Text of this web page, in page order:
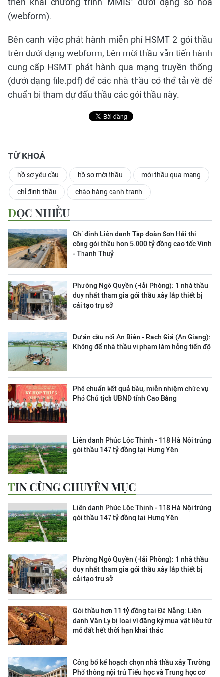
triển khai chương trình MMIS” dưới dạng số hóa
(webform).
Bên cạnh việc phát hành miễn phí HSMT 2 gói thầu
trên dưới dạng webform, bên mời thầu vẫn tiến hành
cung cấp HSMT phát hành qua mạng truyền thống
(dưới dạng file.pdf) để các nhà thầu có thể tải về để
chuẩn bị tham dự đấu thầu các gói thầu này.
TỪ KHOÁ
hồ sơ yêu cầu hồ sơ mời thầu mời thầu qua mạng
chỉ định thầu chào hàng cạnh tranh
ĐỌC NHIỀU
Chỉ định Liên danh Tập đoàn Sơn Hải thi
công gói thầu hơn 5.000 tỷ đồng cao tốc Vinh
- Thanh Thuỷ
Phường Ngô Quyền (Hải Phòng): 1 nhà thầu
duy nhất tham gia gói thầu xây lắp thiết bị
cải tạo trụ sở
Dự án cầu nối An Biên - Rạch Giá (An Giang):
Không để nhà thầu vi phạm làm hỏng tiến độ
Phê chuẩn kết quả bầu, miễn nhiệm chức vụ
Phó Chủ tịch UBND tỉnh Cao Bằng
Liên danh Phúc Lộc Thịnh - 118 Hà Nội trúng
gói thầu 147 tỷ đồng tại Hưng Yên
TIN CÙNG CHUYÊN MỤC
Liên danh Phúc Lộc Thịnh - 118 Hà Nội trúng
gói thầu 147 tỷ đồng tại Hưng Yên
Phường Ngô Quyền (Hải Phòng): 1 nhà thầu
duy nhất tham gia gói thầu xây lắp thiết bị
cải tạo trụ sở
Gói thầu hơn 11 tỷ đồng tại Đà Nẵng: Liên
danh Vân Ly bị loại vì đăng ký mua vật liệu từ
mỏ đất hết thời hạn khai thác
Công bố kế hoạch chọn nhà thầu xây Trường
Phổ thông nội trú Tiểu học và Trung học cơ